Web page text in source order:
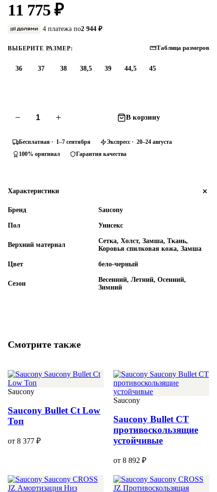
11 775 ₽
4 платежа по2 944 ₽
ВЫБЕРИТЕ РАЗМЕР: Таблица размеров
36 37 38 38,5 39 44,5 45
− + В корзину
Бесплатная · 1–7 сентября
Экспресс · 20–24 августа
100% оригинал
Гарантия качества
Характеристики
Бренд Saucony
Пол Унисекс
Верхний материал
Сетка, Холст, Замша, Ткань,
Коровья спилковая кожа, Замша
Цвет бело-черный
Сезон
Весенний, Летний, Осенний,
Зимний
Смотрите также
Saucony
Saucony Bullet Ct Low
Топ
от 8 377 ₽
Saucony
Saucony Bullet CT
противоскользящие
устойчивые
от 8 892 ₽